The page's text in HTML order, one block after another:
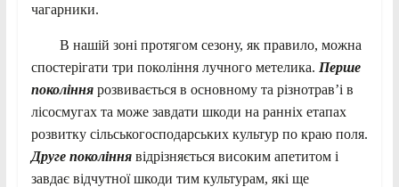
чагарники.
В нашій зоні протягом сезону, як правило, можна
спостерігати три покоління лучного метелика. Перше
поколіннярозвивається в основному та різнотрав’і в
лісосмугах та може завдати шкоди на ранніх етапах
розвитку сільськогосподарських культур по краю поля.
Друге поколіннявідрізняється високим апетитом і
завдає відчутної шкоди тим культурам, які ще